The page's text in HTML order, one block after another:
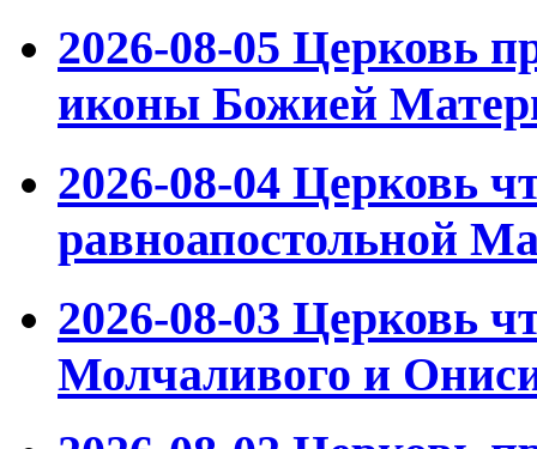
2026-08-05 Церковь
иконы Божией
2026-08-04 Церковь
равноапостольной
2026-08-03 Церковь
Молчаливого и